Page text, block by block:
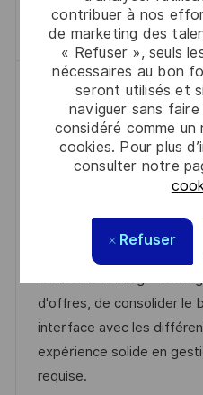
contribuer à nos
de marketing des
« Refuser », seuls
nécessaires au bon
seront utilisés et
naviguer sans
considéré comme
cookies. Pour plus
consulter notre
Refuser
I
H
G
E
D
U
P
S
T
E
ESauvegarder
Responsable
Immobiliers (H/F)
S
A
T
I
O
Meudon, Hauts-De-
’
A
F
F
I
2026-06-22
R
F
É
R
E
N
C
E
G
O
R
I
E
Meudon
Nous recherchons un
Immobiliers pour
Vous serez chargé de
d'offres, de consolider le
interface avec les
expérience solide en
requise.